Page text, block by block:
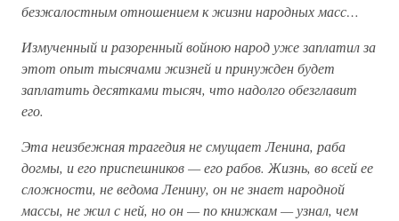
безжалостным отношением к жизни народных масс…
Измученный и разоренный войною народ уже заплатил за
этот опыт тысячами жизней и принужден будет
заплатить десятками тысяч, что надолго обезглавит
его.
Эта неизбежная трагедия не смущает Ленина, раба
догмы, и его приспешников — его рабов. Жизнь, во всей ее
сложности, не ведома Ленину, он не знает народной
массы, не жил с ней, но он — по книжкам — узнал, чем